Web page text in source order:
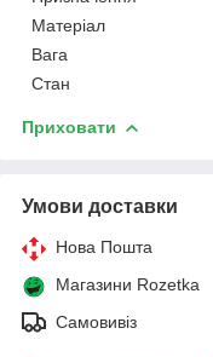
Матеріал
Вага
Стан
Приховати
Умови доставки
Нова Пошта
Магазини Rozetka
Самовивіз